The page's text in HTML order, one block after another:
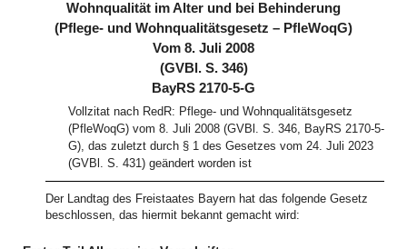
Wohnqualität im Alter und bei Behinderung
(Pflege- und Wohnqualitätsgesetz – PfleWoqG)
Vom 8. Juli 2008
(GVBl. S. 346)
BayRS 2170-5-G
Vollzitat nach RedR: Pflege- und Wohnqualitätsgesetz
(PfleWoqG) vom 8. Juli 2008 (GVBl. S. 346, BayRS 2170-5-
G), das zuletzt durch § 1 des Gesetzes vom 24. Juli 2023
(GVBl. S. 431) geändert worden ist
Der Landtag des Freistaates Bayern hat das folgende Gesetz
beschlossen, das hiermit bekannt gemacht wird: